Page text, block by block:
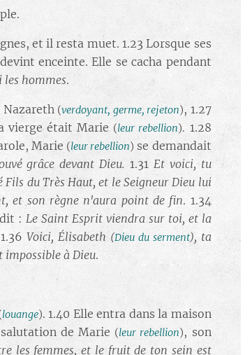
et il resta muet. 1.23 Lorsque ses
enceinte. Elle se cacha pendant
les hommes.
Nazareth (verdoyant, germe, rejeton), 1.27
vierge était Marie (leur rebellion).1.28
Marie (leur rebellion) se demandait
grâce devant Dieu.1.31 Et voici, tu
Fils du Très Haut, et le Seigneur Dieu lui
et son règne n'aura point de fin. 1.34
:Le Saint Esprit viendra sur toi, et la
Voici, Élisabeth (Dieu du serment), ta
impossible à Dieu.
louange). 1.40 Elle entra dans la maison
de Marie (leur rebellion), son
les femmes, et le fruit de ton sein est